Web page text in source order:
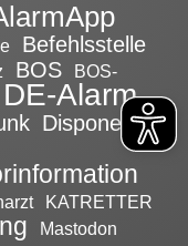
Befehlsstelle
BOS
BOS-
DE-Alarm
Disponent
KATRETTER
Mastodon